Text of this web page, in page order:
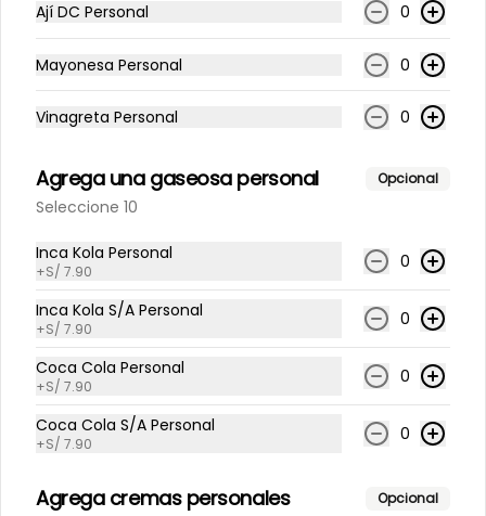
Conócenos
Despacho
Política de privacidad
Ají DC Personal 0
Mayonesa Personal 0
Vinagreta Personal 0
Agrega una gaseosa personal Opcional
Seleccione 10
Inca Kola Personal
+S/ 7.90 0
Inca Kola S/A Personal
+S/ 7.90 0
Coca Cola Personal
+S/ 7.90 0
Coca Cola S/A Personal
+S/ 7.90 0
Agrega cremas personales Opcional